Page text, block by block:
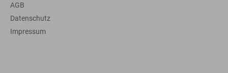
AGB
Datenschutz
Impressum